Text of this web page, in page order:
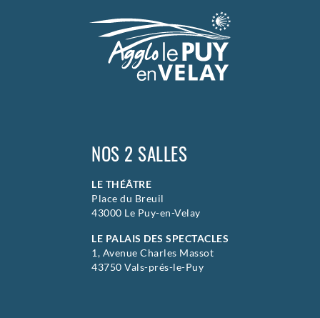
NOS 2 SALLES
LE THÉÂTRE
Place du Breuil
43000 Le Puy-en-Velay
LE PALAIS DES SPECTACLES
1, Avenue Charles Massot
43750 Vals-prés-le-Puy